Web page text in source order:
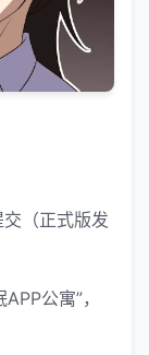
（正式版发
公寓”，